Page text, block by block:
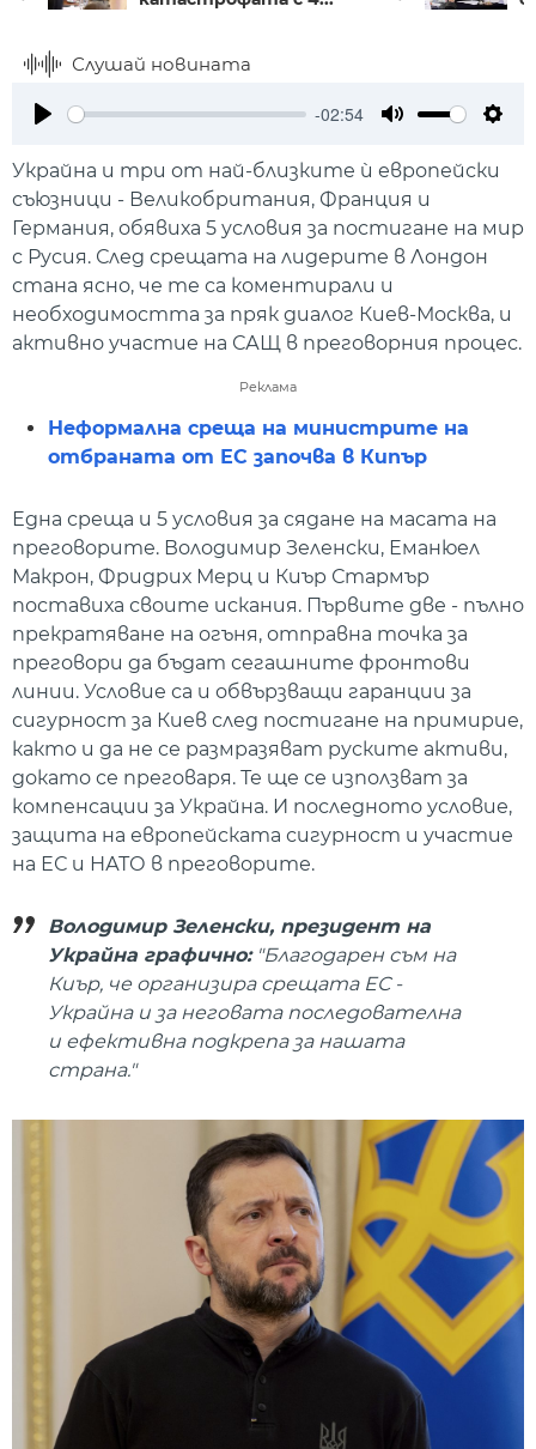
Слушай новината
-02:54
Украйна и три от най-близките ѝ европейски
съюзници - Великобритания, Франция и
Германия, обявиха 5 условия за постигане на мир
с Русия. След срещата на лидерите в Лондон
стана ясно, че те са коментирали и
необходимостта за пряк диалог Киев-Москва, и
активно участие на САЩ в преговорния процес.
Реклама
Неформална среща на министрите на
отбраната от ЕС започва в Кипър
Една среща и 5 условия за сядане на масата на
преговорите. Володимир Зеленски, Еманюел
Макрон, Фридрих Мерц и Киър Стармър
поставиха своите искания. Първите две - пълно
прекратяване на огъня, отправна точка за
преговори да бъдат сегашните фронтови
линии. Условие са и обвързващи гаранции за
сигурност за Киев след постигане на примирие,
както и да не се размразяват руските активи,
докато се преговаря. Те ще се използват за
компенсации за Украйна. И последното условие,
защита на европейската сигурност и участие
на ЕС и НАТО в преговорите.
Володимир Зеленски, президент на
Украйна графично:"Благодарен съм на
Киър, че организира срещата ЕС -
Украйна и за неговата последователна
и ефективна подкрепа за нашата
страна."